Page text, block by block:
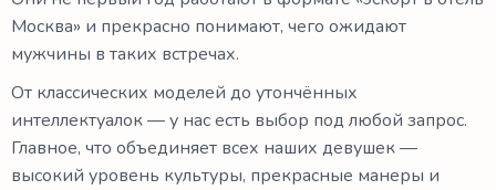
Москва» и прекрасно понимают, чего ожидают
мужчины в таких встречах.
От классических моделей до утончённых
интеллектуалок — у нас есть выбор под любой запрос.
Главное, что объединяет всех наших девушек —
высокий уровень культуры, прекрасные манеры и